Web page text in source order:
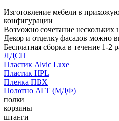
Изготовление мебели в
конфигурации
Возможно сочетание нескольких
Декор и отделку фасадов можно
Бесплатная сборка в течение 1-2
ЛДСП
Пластик Alvic Luxe
Пластик HPL
Пленка ПВХ
Полотно АГТ (МДФ)
полки
корзины
штанги